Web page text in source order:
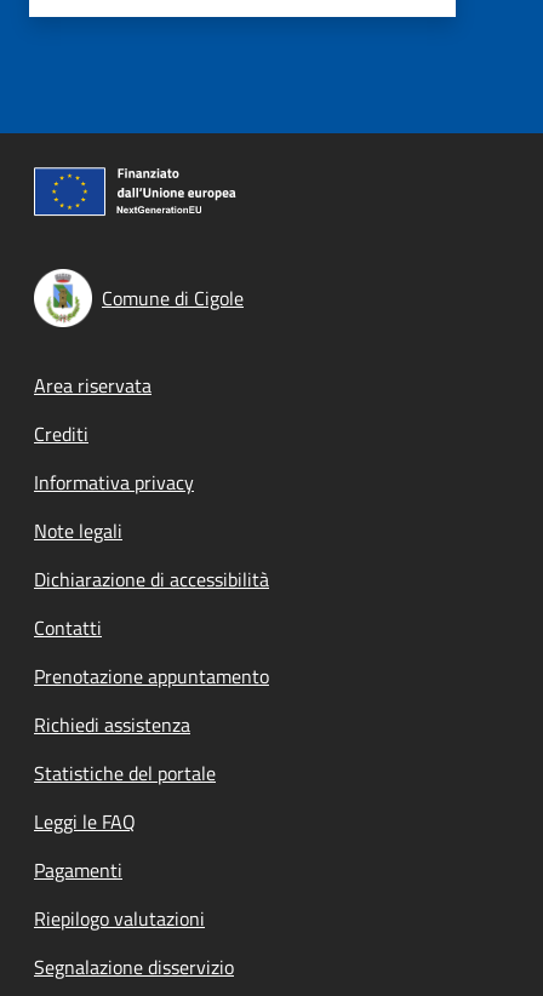
Comune di Cigole
Footer menu
Area riservata
Crediti
Informativa privacy
Note legali
Dichiarazione di accessibilità
Contatti
Prenotazione appuntamento
Richiedi assistenza
Statistiche del portale
Leggi le FAQ
Pagamenti
Riepilogo valutazioni
Segnalazione disservizio